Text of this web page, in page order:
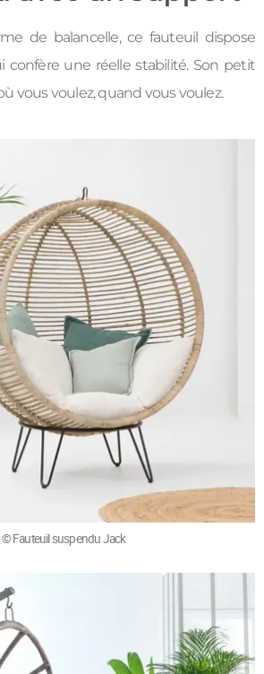
de balancelle, ce fauteuil dispose
confère une réelle stabilité. Son petit
vous voulez, quand vous voulez.
© Fauteuil suspendu Jack